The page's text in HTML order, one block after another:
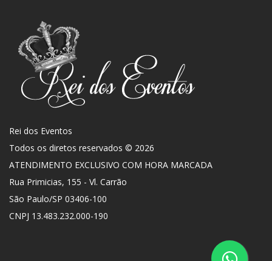
Rei dos Eventos
Todos os diretos reservados © 2026
ATENDIMENTO EXCLUSIVO COM HORA MARCADA
Rua Primicias, 155 - Vl. Carrão
São Paulo/SP 03406-100
CNPJ 13.483.232.000-190